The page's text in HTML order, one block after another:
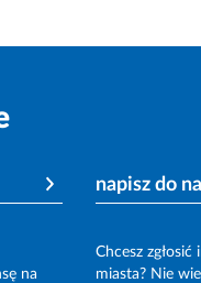
na
napisz do
Chcesz
miasta? Nie